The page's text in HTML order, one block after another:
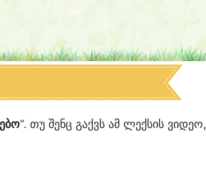
“. თუ შენც გაქვს ამ ლექსის ვიდეო,